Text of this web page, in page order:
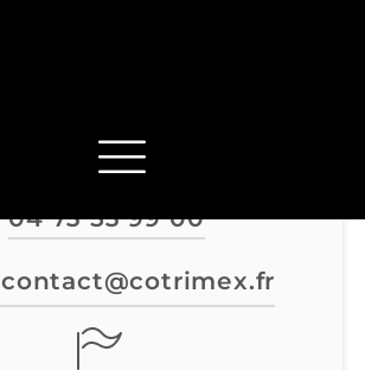
04 73 53 99 00
contact@cotrimex.fr